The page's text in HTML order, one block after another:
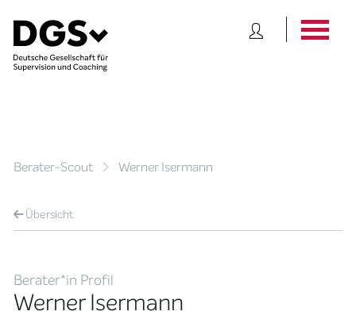
Berater-Scout Werner Isermann
Übersicht
Berater*in Profil
Werner Isermann